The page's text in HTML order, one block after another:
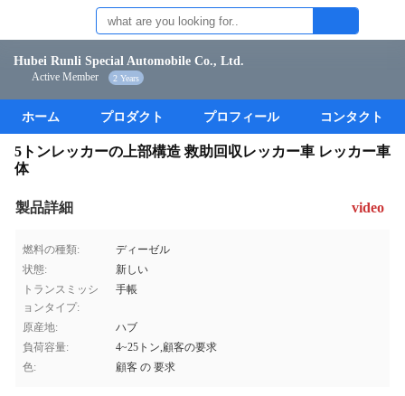
Hubei Runli Special Automobile Co., Ltd.
Active Member 2 Years
ホーム プロダクト プロフィール コンタクト
5トンレッカーの上部構造 救助回収レッカー車 レッカー車
体
製品詳細 video
燃料の種類:
ディーゼル
状態:
新しい
トランスミッシ
ョンタイプ:
手帳
原産地:
ハブ
負荷容量:
4~25トン,顧客の要求
色:
顧客 の 要求